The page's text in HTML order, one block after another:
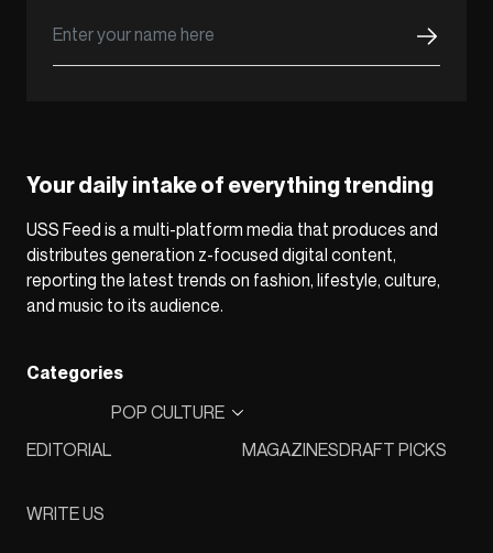
Your daily intake of everything trending
USS Feed is a multi-platform media that produces and
distributes generation z-focused digital content,
reporting the latest trends on fashion, lifestyle, culture,
and music to its audience.
Categories
EDITORIAL
POP CULTURE
MAGAZINESDRAFT PICKS
WRITE US